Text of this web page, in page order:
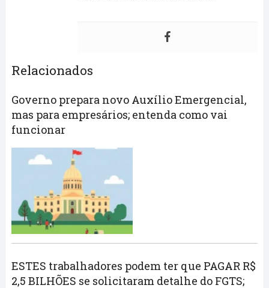
Relacionados
Governo prepara novo Auxílio Emergencial,
mas para empresários; entenda como vai
funcionar
ESTES trabalhadores podem ter que PAGAR R$
2,5 BILHÕES se solicitaram detalhe do FGTS;